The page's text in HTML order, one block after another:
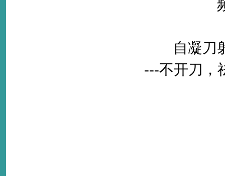
自凝刀
---不开刀，